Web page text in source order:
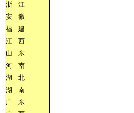
浙
江
安
徽
福
建
江
西
山
东
河
南
湖
北
湖
南
广
东